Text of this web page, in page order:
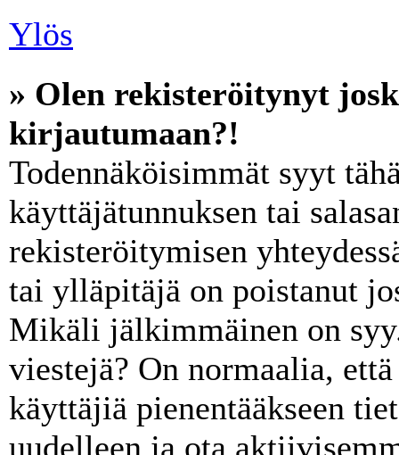
Ylös
» Olen rekisteröitynyt
kirjautumaan?!
Todennäköisimmät syyt
käyttäjätunnuksen tai
rekisteröitymisen
tai ylläpitäjä on poistanut
Mikäli jälkimmäinen on
viestejä? On normaalia,
käyttäjiä pienentääkseen
uudelleen ja ota